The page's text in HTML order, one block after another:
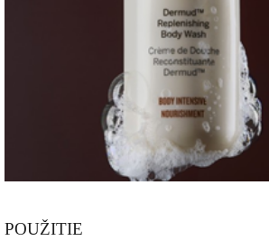
POUŽITIE